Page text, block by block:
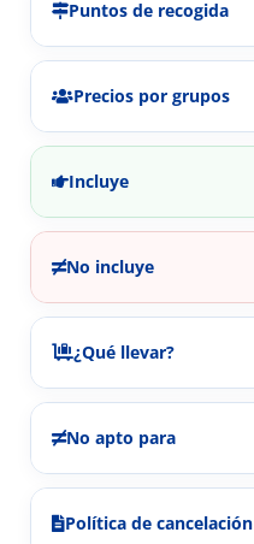
Puntos de recogida
Precios por grupos
Incluye
No incluye
¿Qué llevar?
No apto para
Política de cancelación